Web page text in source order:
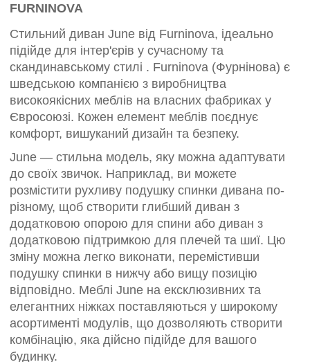
FURNINOVA
Стильний диван June від Furninova, ідеально
підійде для інтер'єрів у сучасному та
скандинавському стилі . Furninova (Фурнінова) є
шведською компанією з виробництва
високоякісних меблів на власних фабриках у
Євросоюзі. Кожен елемент меблів поєднує
комфорт, вишуканий дизайн та безпеку.
June — стильна модель, яку можна адаптувати
до своїх звичок. Наприклад, ви можете
розмістити рухливу подушку спинки дивана по-
різному, щоб створити глибший диван з
додатковою опорою для спини або диван з
додатковою підтримкою для плечей та шиї. Цю
зміну можна легко виконати, перемістивши
подушку спинки в нижчу або вищу позицію
відповідно. Меблі June на ексклюзивних та
елегантних ніжках поставляються у широкому
асортименті модулів, що дозволяють створити
комбінацію, яка дійсно підійде для вашого
будинку.